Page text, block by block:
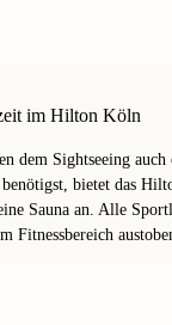
im Hilton Köln
dem Sightseeing
bietet das
Sauna an. Alle
Fitnessbereich